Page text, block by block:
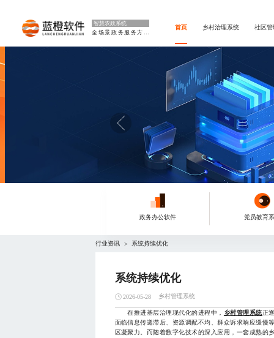
智慧农政系统
全场景政务服务方案
首页 乡村治理系统 社区管
政务办公软件 党员教育
行业资讯 > 系统持续优化
系统持续优化
2026-05-28 乡村管理系统
在推进基层治理现代化的进程中， 乡村管理系统正
面临信息传递滞后、资源调配不均、群众诉求响应缓慢
区凝聚力。而随着数字化技术的深入应用，一套成熟的